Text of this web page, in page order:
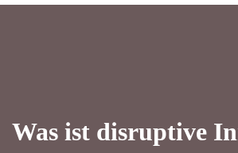
Was ist disruptive